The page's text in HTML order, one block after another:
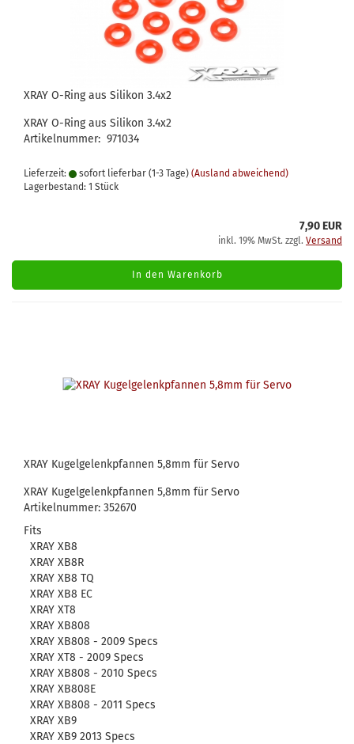
XRAY O-Ring aus Silikon 3.4x2
XRAY O-Ring aus Silikon 3.4x2
Artikelnummer: 971034
Lieferzeit: sofort lieferbar (1-3 Tage) (Ausland abweichend)
Lagerbestand: 1 Stück
7,90 EUR
inkl. 19% MwSt. zzgl. Versand
In den Warenkorb
XRAY Kugelgelenkpfannen 5,8mm für Servo
XRAY Kugelgelenkpfannen 5,8mm für Servo
Artikelnummer: 352670
Fits
XRAY XB8
XRAY XB8R
XRAY XB8 TQ
XRAY XB8 EC
XRAY XT8
XRAY XB808
XRAY XB808 - 2009 Specs
XRAY XT8 - 2009 Specs
XRAY XB808 - 2010 Specs
XRAY XB808E
XRAY XB808 - 2011 Specs
XRAY XB9
XRAY XB9 2013 Specs